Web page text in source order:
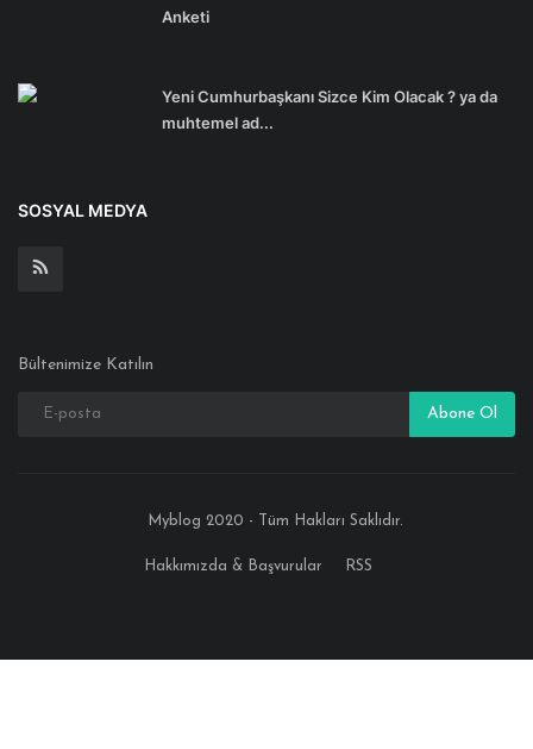
Anketi
Yeni Cumhurbaşkanı Sizce Kim Olacak ? ya da
muhtemel ad...
SOSYAL MEDYA
Bültenimize Katılın
Abone Ol
Myblog 2020 - Tüm Hakları Saklıdır.
Hakkımızda & Başvurular RSS